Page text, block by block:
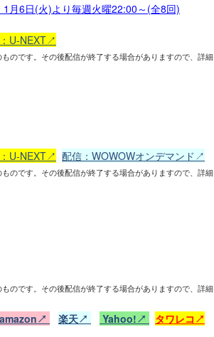
1月6日(火)より毎週火曜22:00～(全8回)
U-NEXT↗
のです。その後配信が終了する場合がありますので、詳細
U-NEXT↗ 配信：WOWOWオンデマンド↗
のです。その後配信が終了する場合がありますので、詳細
のです。その後配信が終了する場合がありますので、詳細
amazon↗ 楽天↗ Yahoo!↗ タワレコ↗